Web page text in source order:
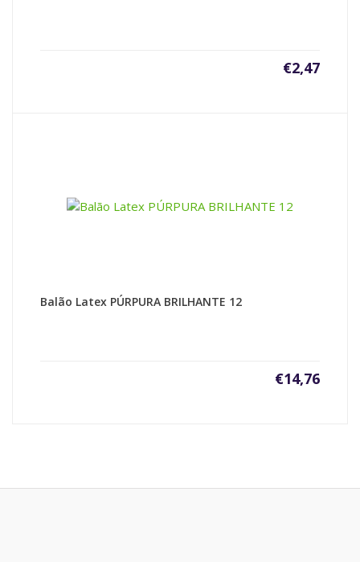
€2,47
Balão Latex PÚRPURA BRILHANTE 12
€14,76